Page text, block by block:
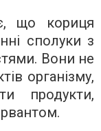
що кориця
сполуки з
Вони не
організму,
продукти,